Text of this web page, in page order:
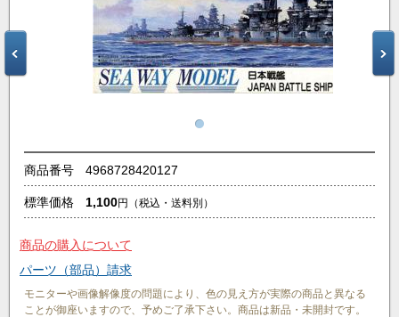
商品番号 4968728420127
標準価格 1,100円 （税込・送料別）
商品の購入について
パーツ（部品）請求
モニターや画像解像度の問題により、色の見え方が実際の商品と異なる
ことが御座いますので、予めご了承下さい。商品は新品・未開封です。